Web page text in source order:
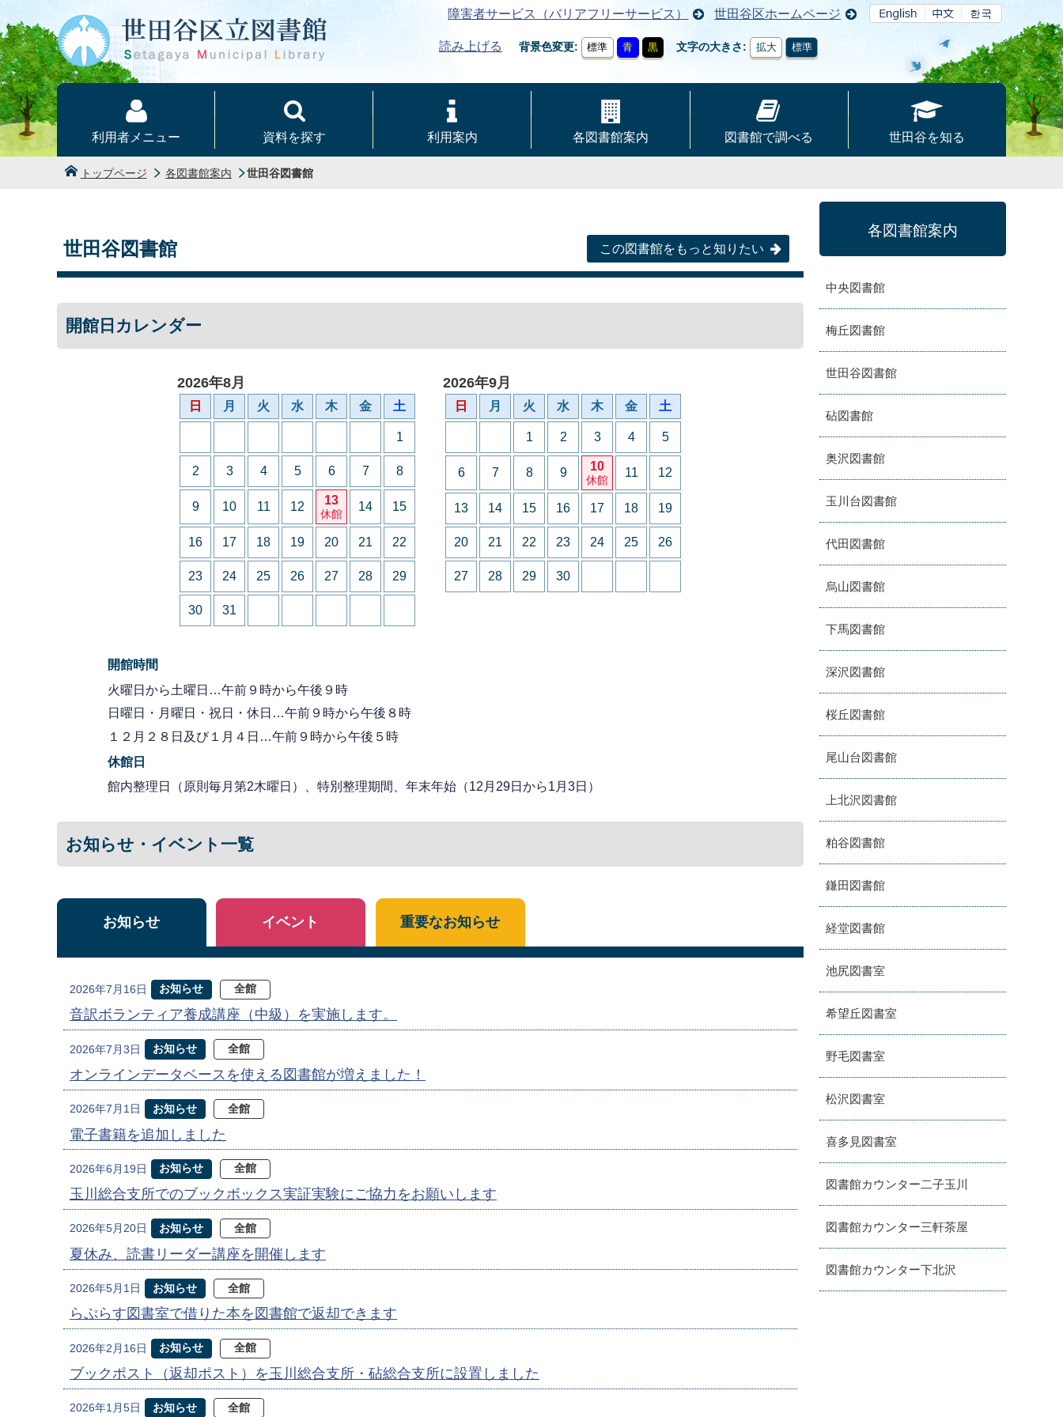
本文へ
障害者サービス（バリアフリーサービス） 世田谷区ホームページ
読み上げる 背景色変更 標準 青 黒 文字の大きさ 拡大 標準
利用者メニュー 資料を探す 利用案内 各図書館案内 図書館で調べる 世田谷を知る
トップページ 各図書館案内 世田谷図書館
世田谷図書館 この図書館をもっと知りたい
開館日カレンダー
2026年8月
日 月 火 水 木 金 土
1
2 3 4 5 6 7 8
9 10 11 12 13
休館
14 15
16 17 18 19 20 21 22
23 24 25 26 27 28 29
30 31
2026年9月
日 月 火 水 木 金 土
1 2 3 4 5
6 7 8 9 10
休館
11 12
13 14 15 16 17 18 19
20 21 22 23 24 25 26
27 28 29 30
開館時間
火曜日から土曜日…午前９時から午後９時
日曜日・月曜日・祝日・休日…午前９時から午後８時
１２月２８日及び１月４日…午前９時から午後５時
休館日
館内整理日（原則毎月第2木曜日）、特別整理期間、年末年始（12月29日から1月3日）
お知らせ・イベント一覧
お知らせ
2026年7月16日 お知らせ 全館
音訳ボランティア養成講座（中級）を実施します。
2026年7月3日 お知らせ 全館
オンラインデータベースを使える図書館が増えました！
2026年7月1日 お知らせ 全館
電子書籍を追加しました
2026年6月19日 お知らせ 全館
玉川総合支所でのブックボックス実証実験にご協力をお願いします
2026年5月20日 お知らせ 全館
夏休み、読書リーダー講座を開催します
2026年5月1日 お知らせ 全館
らぷらす図書室で借りた本を図書館で返却できます
2026年2月16日 お知らせ 全館
ブックポスト（返却ポスト）を玉川総合支所・砧総合支所に設置しました
2026年1月5日 お知らせ 全館
イベント 重要なお知らせ
各図書館案内
中央図書館
梅丘図書館
世田谷図書館
砧図書館
奥沢図書館
玉川台図書館
代田図書館
烏山図書館
下馬図書館
深沢図書館
桜丘図書館
尾山台図書館
上北沢図書館
粕谷図書館
鎌田図書館
経堂図書館
池尻図書室
希望丘図書室
野毛図書室
松沢図書室
喜多見図書室
図書館カウンター二子玉川
図書館カウンター三軒茶屋
図書館カウンター下北沢